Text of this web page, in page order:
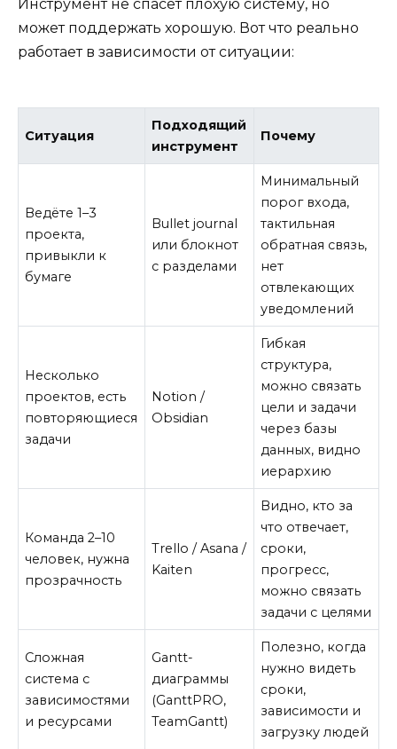
Инструмент не спасёт плохую систему, но
может поддержать хорошую. Вот что реально
работает в зависимости от ситуации:
Ситуация
Подходящий
инструмент
Почему
Ведёте 1–3
проекта,
привыкли к
бумаге
Bullet journal
или блокнот
с разделами
Минимальный
порог входа,
тактильная
обратная связь,
нет
отвлекающих
уведомлений
Несколько
проектов, есть
повторяющиеся
задачи
Notion /
Obsidian
Гибкая
структура,
можно связать
цели и задачи
через базы
данных, видно
иерархию
Команда 2–10
человек, нужна
прозрачность
Trello / Asana /
Kaiten
Видно, кто за
что отвечает,
сроки,
прогресс,
можно связать
задачи с целями
Сложная
система с
зависимостями
и ресурсами
Gantt-
диаграммы
(GanttPRO,
TeamGantt)
Полезно, когда
нужно видеть
сроки,
зависимости и
загрузку людей